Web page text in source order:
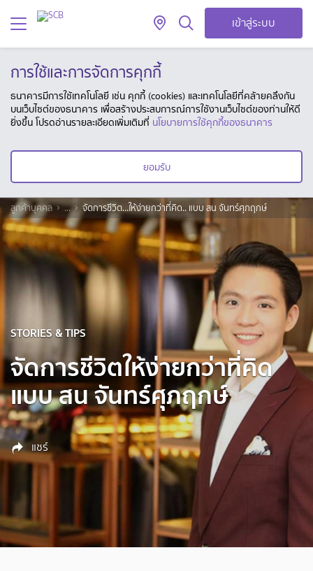
เข้าสู่ระบบ
การใช้และการจัดการคุกกี้
ธนาคารมีการใช้เทคโนโลยี เช่น คุกกี้ (cookies) และเทคโนโลยีที่คล้ายคลึงกัน
บนเว็บไซต์ของธนาคาร เพื่อสร้างประสบการณ์การใช้งานเว็บไซต์ของท่านให้ดี
ยิ่งขึ้น โปรดอ่านรายละเอียดเพิ่มเติมที่ นโยบายการใช้คุกกี้ของธนาคาร
ยอมรับ
ลูกค้าบุคคล ... จัดการชีวิต…ให้ง่ายกว่าที่คิด.. แบบ สน จันทร์ศุภฤกษ์
STORIES & TIPS
จัดการชีวิตให้ง่ายกว่าที่คิด
แบบ สน จันทร์ศุภฤกษ์
แชร์